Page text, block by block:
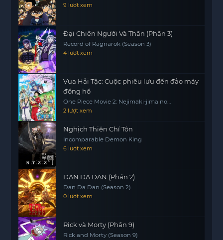
9 lượt xem
Đại Chiến Người Và Thần (Phần 3)
Record of Ragnarok (Season 3)
4 lượt xem
Vua Hải Tặc: Cuộc phiêu lưu đến đảo máy
đồng hồ
One Piece Movie 2: Nejimaki-jima no
Daibouken, One Piece: Nejimakijima no
Bouken, One Piece: Nejimaki Shima no
2 lượt xem
Nghịch Thiên Chí Tôn
Incomparable Demon King
6 lượt xem
DAN DA DAN (Phần 2)
Dan Da Dan (Season 2)
0 lượt xem
Rick và Morty (Phần 9)
Rick and Morty (Season 9)